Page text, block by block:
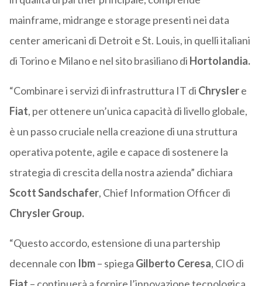
mainframe, midrange e storage presenti nei data
center americani di Detroit e St. Louis, in quelli italiani
di Torino e Milano e nel sito brasiliano di Hortolandia.
“Combinare i servizi di infrastruttura IT di Chryslere
Fiat, per ottenere un’unica capacità di livello globale,
è un passo cruciale nella creazione di una struttura
operativa potente, agile e capace di sostenere la
strategia di crescita della nostra azienda” dichiara
Scott Sandschafer, Chief Information Officer di
Chrysler Group.
“Questo accordo, estensione di una partership
decennale con Ibm– spiega Gilberto Ceresa, CIO di